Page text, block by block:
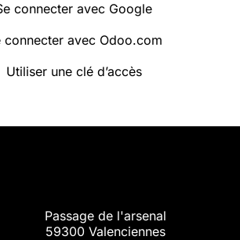
connecter avec Google
connecter avec Odoo.com
Utiliser une clé d’accès
Passage de l'arsenal
59300 Valenciennes